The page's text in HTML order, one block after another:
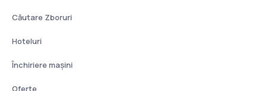
Căutare Zboruri
Hoteluri
Închiriere mașini
Oferte